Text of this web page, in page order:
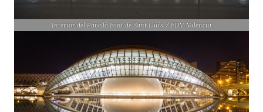
Interior del Pavelló Font de Sant Lluís / FDM Valencia